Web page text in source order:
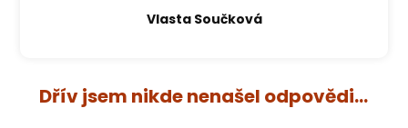
Vlasta Součková
Dřív jsem nikde nenašel odpovědi...